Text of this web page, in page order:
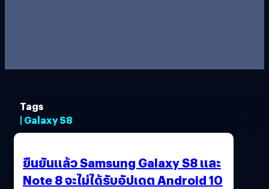
Tags
| Galaxy S8
ยืนยันแล้ว Samsung Galaxy S8 และ
Note 8 จะไม่ได้รับอัปเดต Android 10